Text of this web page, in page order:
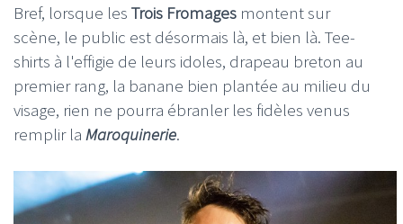
Bref, lorsque les Trois Fromages montent sur
scène, le public est désormais là, et bien là. Tee-
shirts à l'effigie de leurs idoles, drapeau breton au
premier rang, la banane bien plantée au milieu du
visage, rien ne pourra ébranler les fidèles venus
remplir la Maroquinerie.